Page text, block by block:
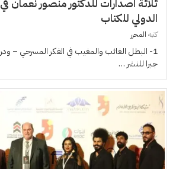
الدولي للكتاب
كتبه المحرر
1- البطل الغائب والمغيب في الفكر المسرحي –
جبرا للنشر …